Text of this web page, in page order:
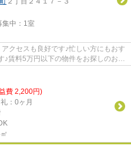
中： 1室
クセスも良好です♪忙しい方にもおす
♪賃料5万円以下の物件をお探しのお客
費 2,200円)
：0ヶ月